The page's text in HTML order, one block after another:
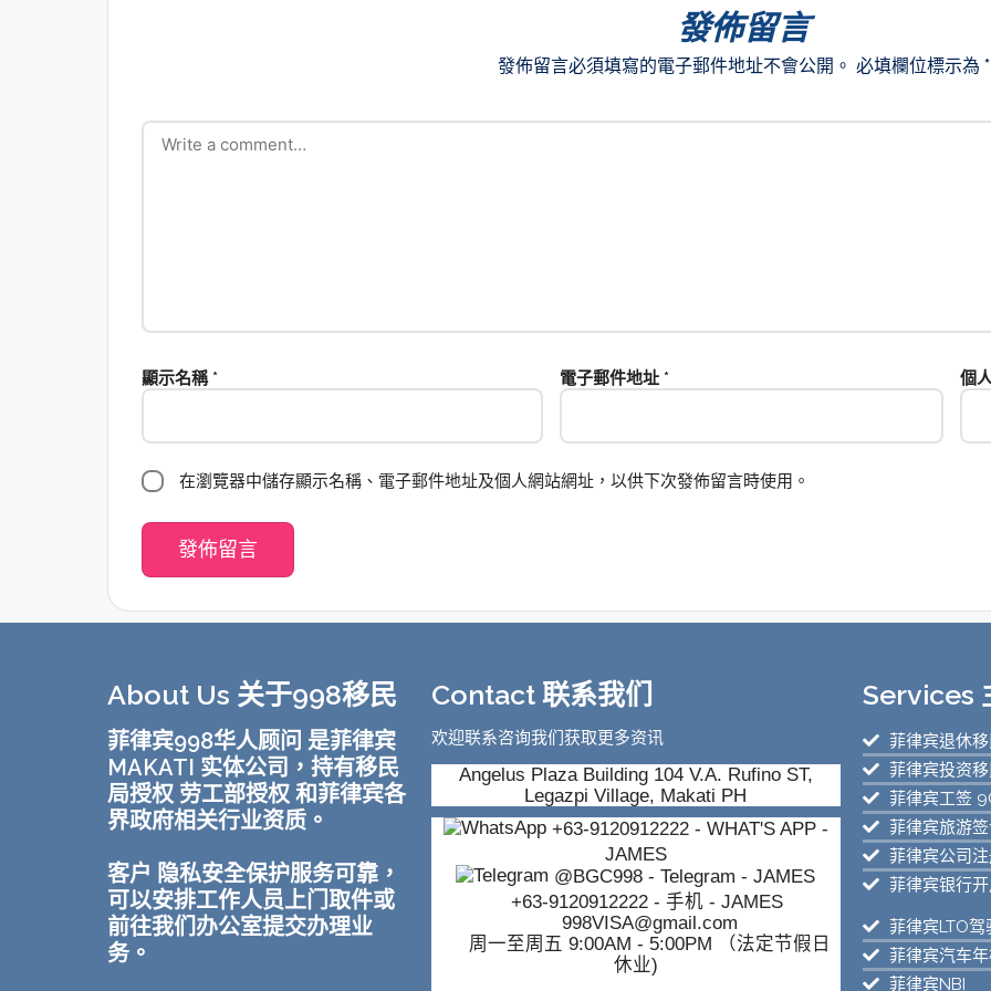
發佈留言
發佈留言必須填寫的電子郵件地址不會公開。 必填欄位標示為 *
顯示名稱 * 電子郵件地址 * 個
在瀏覽器中儲存顯示名稱、電子郵件地址及個人網站網址，以供下次發佈留言時使用。
About Us 关于998移民
菲律宾998华人顾问 是菲律宾
MAKATI 实体公司，持有移民
局授权 劳工部授权 和菲律宾各
界政府相关行业资质。
客户 隐私安全保护服务可靠，
可以安排工作人员上门取件或
前往我们办公室提交办理业
务。
Contact 联系我们
欢迎联系咨询我们获取更多资讯
Angelus Plaza Building 104 V.A. Rufino ST,
Legazpi Village, Makati PH
+63-9120912222- WHAT'S APP -
JAMES
@BGC998 - Telegram - JAMES
+63-9120912222 - 手机 - JAMES
998VISA@gmail.com
周一至周五 9:00AM - 5:00PM （法定节假日
休业)
Services
菲律宾退休
菲律宾投资
菲律宾工签
菲律宾旅游
菲律宾公司
菲律宾银行开
菲律宾LTO驾
菲律宾汽车
菲律宾NBI